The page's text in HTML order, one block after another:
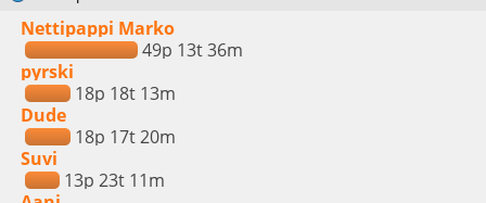
Nettipappi Marko
49p 13t 36m
pyrski
18p 18t 13m
Dude
18p 17t 20m
Suvi
13p 23t 11m